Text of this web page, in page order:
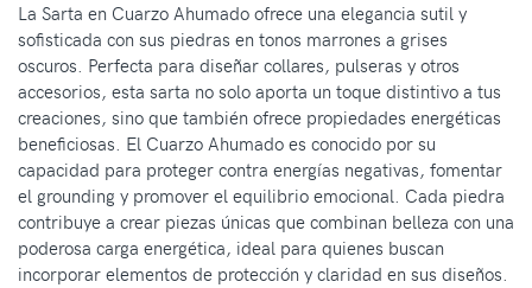
La Sarta en Cuarzo Ahumado ofrece una elegancia sutil y
sofisticada con sus piedras en tonos marrones a grises
oscuros. Perfecta para diseñar collares, pulseras y otros
accesorios, esta sarta no solo aporta un toque distintivo a tus
creaciones, sino que también ofrece propiedades energéticas
beneficiosas. El Cuarzo Ahumado es conocido por su
capacidad para proteger contra energías negativas, fomentar
el grounding y promover el equilibrio emocional. Cada piedra
contribuye a crear piezas únicas que combinan belleza con una
poderosa carga energética, ideal para quienes buscan
incorporar elementos de protección y claridad en sus diseños.